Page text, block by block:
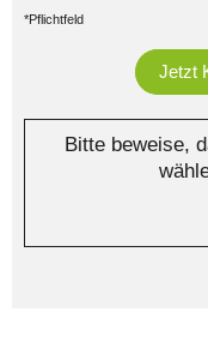
*Pflichtfeld
Bitte beweise,